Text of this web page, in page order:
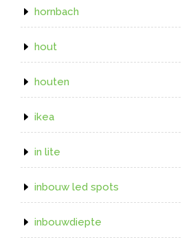
hornbach
hout
houten
ikea
in lite
inbouw led spots
inbouwdiepte